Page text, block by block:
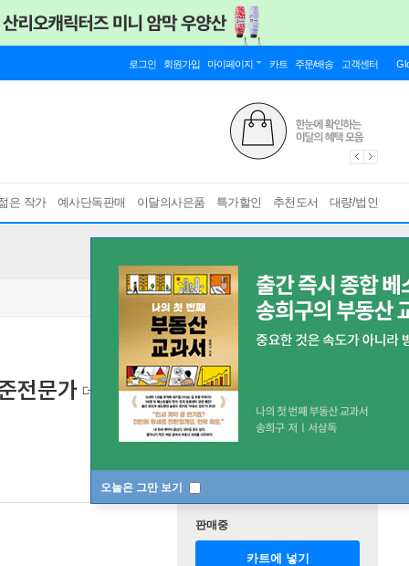
로그인 회원가입 마이페이지 카트 주문/배송 고객센터
은 작가 예사단독판매 이달의사은품 특가할인 추천도서 대량/법인
오늘은 그만 보기
전문가 데이터에듀PT 문제풀이앱+2025년도 최신 기
판매중
카트에 넣기